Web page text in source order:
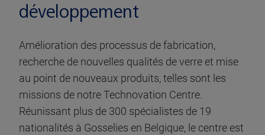
développement
Amélioration des processus de fabrication,
recherche de nouvelles qualités de verre et mise
au point de nouveaux produits, telles sont les
missions de notre Technovation Centre.
Réunissant plus de 300 spécialistes de 19
nationalités à Gosselies en Belgique, le centre est